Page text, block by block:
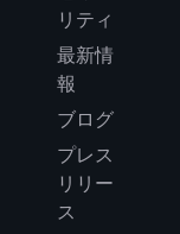
リティ
最新情
報
ブログ
プレス
リリー
ス